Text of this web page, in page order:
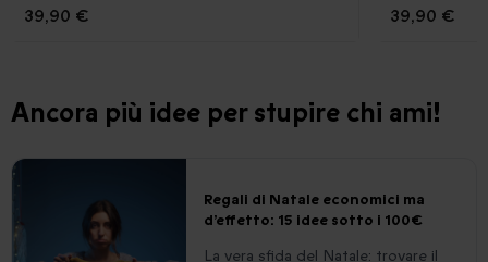
39,90 € 39,90 €
Ancora più idee per stupire chi ami!
Regali di Natale economici ma
d’effetto: 15 idee sotto i 100€
La vera sfida del Natale: trovare il